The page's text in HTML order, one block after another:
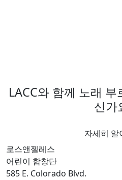
LACC와 함께 노래
신가
자세히 알
로스앤젤레스
어린이 합창단
585 E. Colorado Blvd.